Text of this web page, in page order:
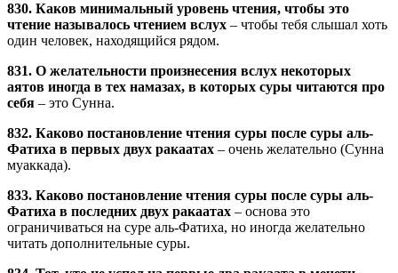
830. Каков минимальный уровень чтения, чтобы это
чтение называлось чтением вслух – чтобы тебя слышал хоть
один человек, находящийся рядом.
831. О желательности произнесения вслух некоторых
аятов иногда в тех намазах, в которых суры читаются про
себя – это Сунна.
832. Каково постановление чтения суры после суры аль-
Фатиха в первых двух ракаатах – очень желательно (Сунна
муаккада).
833. Каково постановление чтения суры после суры аль-
Фатиха в последних двух ракаатах – основа это
ограничиваться на суре аль-Фатиха, но иногда желательно
читать дополнительные суры.